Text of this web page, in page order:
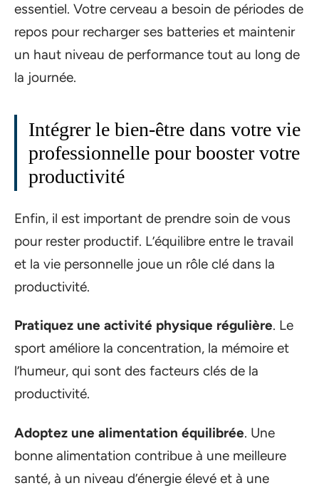
essentiel. Votre cerveau a besoin de périodes de
repos pour recharger ses batteries et maintenir
un haut niveau de performance tout au long de
la journée.
Intégrer le bien-être dans votre vie
professionnelle pour booster votre
productivité
Enfin, il est important de prendre soin de vous
pour rester productif. L’équilibre entre le travail
et la vie personnelle joue un rôle clé dans la
productivité.
Pratiquez une activité physique régulière. Le
sport améliore la concentration, la mémoire et
l’humeur, qui sont des facteurs clés de la
productivité.
Adoptez une alimentation équilibrée. Une
bonne alimentation contribue à une meilleure
santé, à un niveau d’énergie élevé et à une